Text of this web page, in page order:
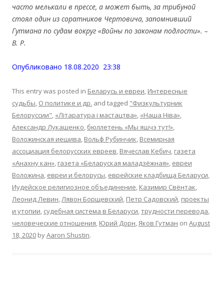
часто мелькали в прессе, а может быть, за трибуной
стоял один из соратников Чертовича, запомнивший
Гутмана по судам вокруг «Войны по законам подлости». –
В. Р.
Опубликовано 18.08.2020 23:38
This entry was posted in Беларусь и евреи Интересные
судьбы О политике и др. and tagged "Физкультурник
Белоруссии" «Літаратура і мастацтва» «Наша Ніва»
Александр Лукашенко бюллетень «Мы яшчэ тут!»
Воложинская иешива Вольф Рубинчик Всемирная
ассоциация белорусских евреев Вячеслав Кебич газета
«Анахну кан» газета «Беларуская маладзёжная» евреи
Воложина евреи и белорусы еврейские кладбища Беларуси
Иудейское религиозное объединение Казимир Свёнтак
Леонид Левин Лявон Борщевский Петр Садовский проекты
и утопии судебная система в Беларуси трудности перевода
человеческие отношения Юрий Дорн Яков Гутман on August
18, 2020 byAaron Shustin.